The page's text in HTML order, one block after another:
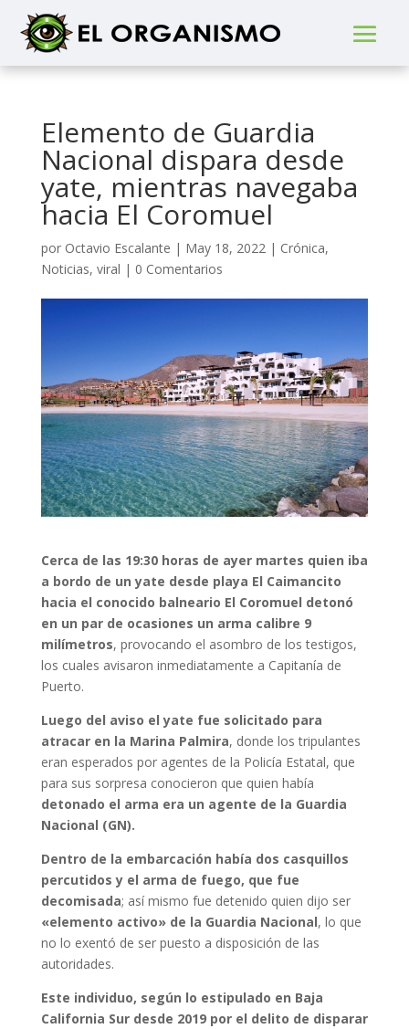
Elemento de Guardia
Nacional dispara desde
yate, mientras navegaba
hacia El Coromuel
por Octavio Escalante | May 18, 2022| Crónica,
Noticias, viral | 0 Comentarios
Cerca de las 19:30 horas de ayer martes quien iba
a bordo de un yate desde playa El Caimancito
hacia el conocido balneario El Coromuel detonó
en un par de ocasiones un arma calibre 9
milímetros, provocando el asombro de los testigos,
los cuales avisaron inmediatamente a Capitanía de
Puerto.
Luego del aviso el yate fue solicitado para
atracar en la Marina Palmira, donde los tripulantes
eran esperados por agentes de la Policía Estatal, que
para sus sorpresa conocieron que quien había
detonado el arma era un agente de la Guardia
Nacional (GN).
Dentro de la embarcación había dos casquillos
percutidos y el arma de fuego, que fue
decomisada; así mismo fue detenido quien dijo ser
«elemento activo» de la Guardia Nacional, lo que
no lo exentó de ser puesto a disposición de las
autoridades.
Este individuo, según lo estipulado en Baja
California Sur desde 2019 por el delito de disparar